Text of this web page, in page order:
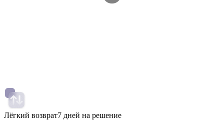
Лёгкий возврат7 дней на решение